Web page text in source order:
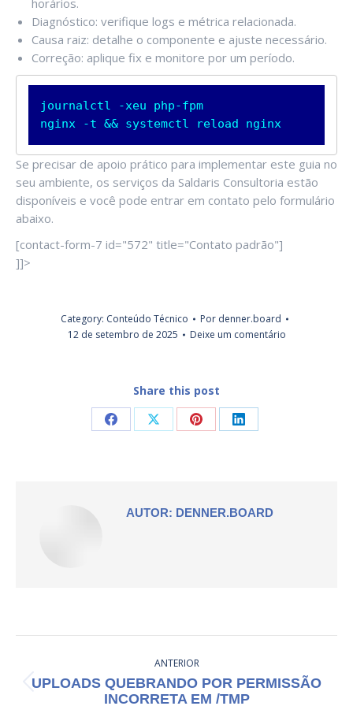
horários.
Diagnóstico: verifique logs e métrica relacionada.
Causa raiz: detalhe o componente e ajuste necessário.
Correção: aplique fix e monitore por um período.
journalctl -xeu php-fpm
nginx -t && systemctl reload nginx
Se precisar de apoio prático para implementar este guia no
seu ambiente, os serviços da Saldaris Consultoria estão
disponíveis e você pode entrar em contato pelo formulário
abaixo.
[contact-form-7 id="572" title="Contato padrão"]
]]>
Category: Conteúdo Técnico Por denner.board
12 de setembro de 2025
Deixe um comentário
Share this post
CompartilharCompartilharCompartilharCompartilhar
AUTOR: DENNER.BOARD
POST:
ANTERIOR
Post
UPLOADS QUEBRANDO POR PERMISSÃO
INCORRETA EM /TMP